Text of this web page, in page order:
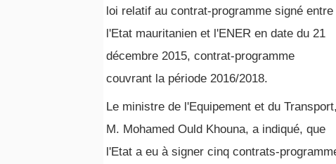
loi relatif au contrat-programme signé entre
l'Etat mauritanien et l'ENER en date du 21
décembre 2015, contrat-programme
couvrant la période 2016/2018.
Le ministre de l'Equipement et du Transport,
M. Mohamed Ould Khouna, a indiqué, que
l'Etat a eu à signer cinq contrats-